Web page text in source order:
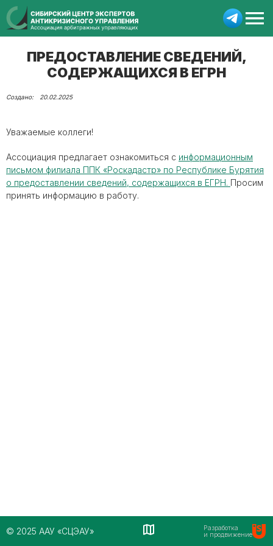
ПРЕДОСТАВЛЕНИЕ СВЕДЕНИЙ,
СОДЕРЖАЩИХСЯ В ЕГРН
20.02.2025
Уважаемые коллеги!
Ассоциация предлагает ознакомиться с информационным
письмом филиала ППК «Роскадастр» по Республике Бурятия
о предоставлении сведений, содержащихся в ЕГРН. Просим
принять информацию в работу.
© 2025 ААУ «СЦЭАУ»
Разработка
и продвижение